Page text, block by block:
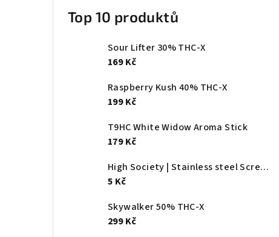
Top 10 produktů
Sour Lifter 30% THC-X
169 Kč
Raspberry Kush 40% THC-X
199 Kč
T9HC White Widow Aroma Stick
179 Kč
High Society | Stainless steel Screen - Ø:20mm
5 Kč
Skywalker 50% THC-X
299 Kč